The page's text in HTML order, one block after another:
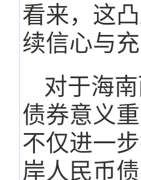
看来，这
续信心与
对于海
债券意义
不仅进一
岸人民币